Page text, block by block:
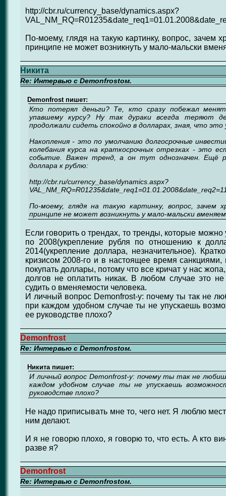
http://cbr.ru/currency_base/dynamics.aspx?
По-моему, глядя на такую картинку, вопрос, зачем
принципе не может возникнуть у мало-мальски
Никита
Re: Интервью с Demonfrostом.
Demonfrost пишет:
Кто потерял деньги? Те, кто сразу побежал
упавшему курсу? Ну так дураки всегда теряют
продолжали сидеть спокойно в долларах, зная, что это
Накопления - это по умолчанию долгосрочные
колебания курса на краткосрочных отрезках - это
событие. Важен тренд, а он тут однозначен. Ещё
доллара к рублю:
http://cbr.ru/currency_base/dynamics.aspx?
По-моему, глядя на такую картинку, вопрос, зачем
принципе не может возникнуть у мало-мальски
Если говорить о трендах, то тренды, которые можно
по 2008(укрепление рубля по отношению к
2014(укрепление доллара, незначительное).
кризисом 2008-го и в настоящее время санкциями,
покупать доллары, потому что все кричат у нас
долгов не оплатить никак. В любом случае это
судить о вменяемости человека.
И личный вопрос Demonfrost-у: почему ты так не
при каждом удобном случае ты не упускаешь
ее руководстве плохо?
Demonfrost
Re: Интервью с Demonfrostом.
Никита пишет:
И личный вопрос Demonfrost-у: почему ты так не
каждом удобном случае ты не упускаешь
руководстве плохо?
Не надо приписывать мне то, чего нет. Я люблю
ним делают.
И я не говорю плохо, я говорю то, что есть. А кто
разве я?
Demonfrost
Re: Интервью с Demonfrostом.